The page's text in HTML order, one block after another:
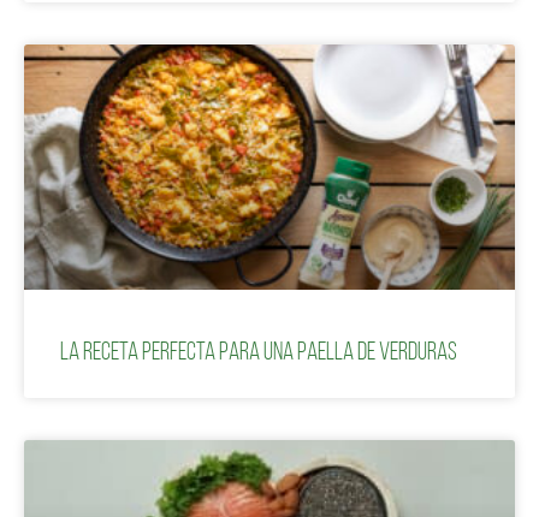
La receta perfecta para una paella de verduras